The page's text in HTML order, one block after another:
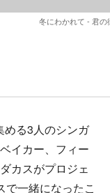
冬にわかれて - 君の
る3人のシンガ
イカー、フィー
カスがプロジェ
で一緒になったこ